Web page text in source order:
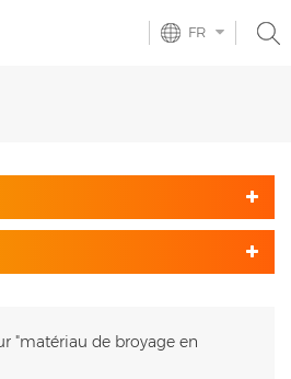
FR
"matériau de broyage en